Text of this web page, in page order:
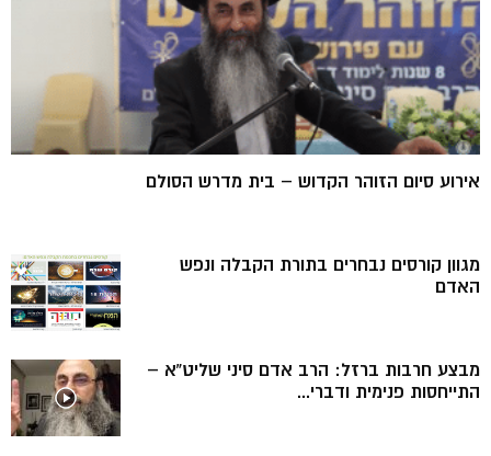
אירוע סיום הזוהר הקדוש – בית מדרש הסולם
מגוון קורסים נבחרים בתורת הקבלה ונפש
האדם
מבצע חרבות ברזל: הרב אדם סיני שליט”א –
התייחסות פנימית ודברי...